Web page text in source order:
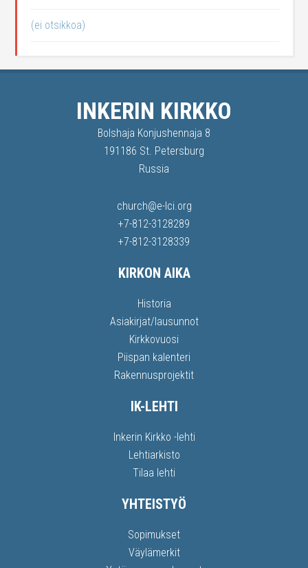
(ei otsikkoa)
INKERIN KIRKKO
Bolshaja Konjushennaja 8
191186 St. Petersburg
Russia
church@e-lci.org
+7-812-3128289
+7-812-3128339
KIRKON AIKA
Historia
Asiakirjat/lausunnot
Kirkkovuosi
Piispan kalenteri
Rakennusprojektit
IK-LEHTI
Inkerin Kirkko -lehti
Lehtiarkisto
Tilaa lehti
YHTEISTYÖ
Sopimukset
Väylämerkit